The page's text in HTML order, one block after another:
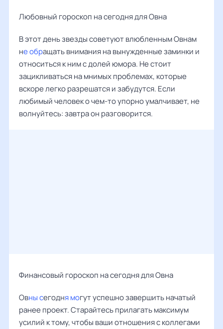
Любовный гороскоп на сегодня для Овна
В этот день звезды советуют влюбленным Овнам
не обращать внимания на вынужденные заминки и
относиться к ним с долей юмора. Не стоит
зацикливаться на мнимых проблемах, которые
вскоре легко разрешатся и забудутся. Если
любимый человек о чем-то упорно умалчивает, не
волнуйтесь: завтра он разговорится.
Финансовый гороскоп на сегодня для Овна
Овны сегодня могут успешно завершить начатый
ранее проект. Старайтесь прилагать максимум
усилий к тому, чтобы ваши отношения с коллегами